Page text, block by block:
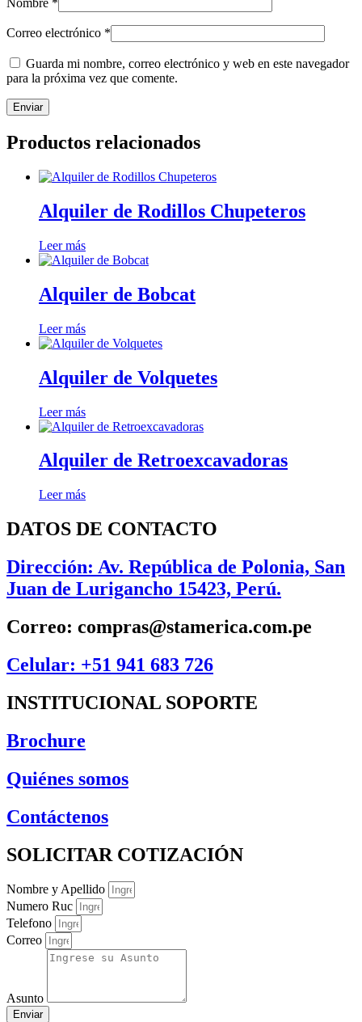
Nombre *
Correo electrónico *
Guarda mi nombre, correo electrónico y web en este navegador
para la próxima vez que comente.
Productos relacionados
Alquiler de Rodillos Chupeteros
Leer más
Alquiler de Bobcat
Leer más
Alquiler de Volquetes
Leer más
Alquiler de Retroexcavadoras
Leer más
DATOS DE CONTACTO
Dirección: Av. República de Polonia, San
Juan de Lurigancho 15423, Perú.
Correo: compras@stamerica.com.pe
Celular: +51 941 683 726
INSTITUCIONAL SOPORTE
Brochure
Quiénes somos
Contáctenos
SOLICITAR COTIZACIÓN
Nombre y Apellido
Numero Ruc
Telefono
Correo
Asunto
Enviar